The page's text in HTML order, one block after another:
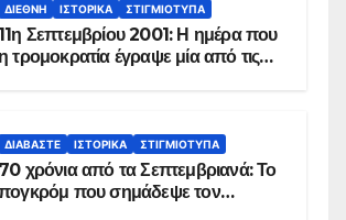
ΔΙΕΘΝΉ ΙΣΤΟΡΙΚΆ ΣΤΙΓΜΙΌΤΥΠΑ
11η Σεπτεμβρίου 2001: Η ημέρα που
η τρομοκρατία έγραψε μία από τις
ΔΙΑΒΆΣΤΕ ΙΣΤΟΡΙΚΆ ΣΤΙΓΜΙΌΤΥΠΑ
70 χρόνια από τα Σεπτεμβριανά: Το
που σημάδεψε τον